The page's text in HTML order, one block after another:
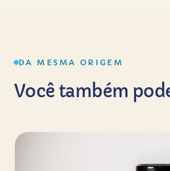
DA MESMA ORIGEM
Você também